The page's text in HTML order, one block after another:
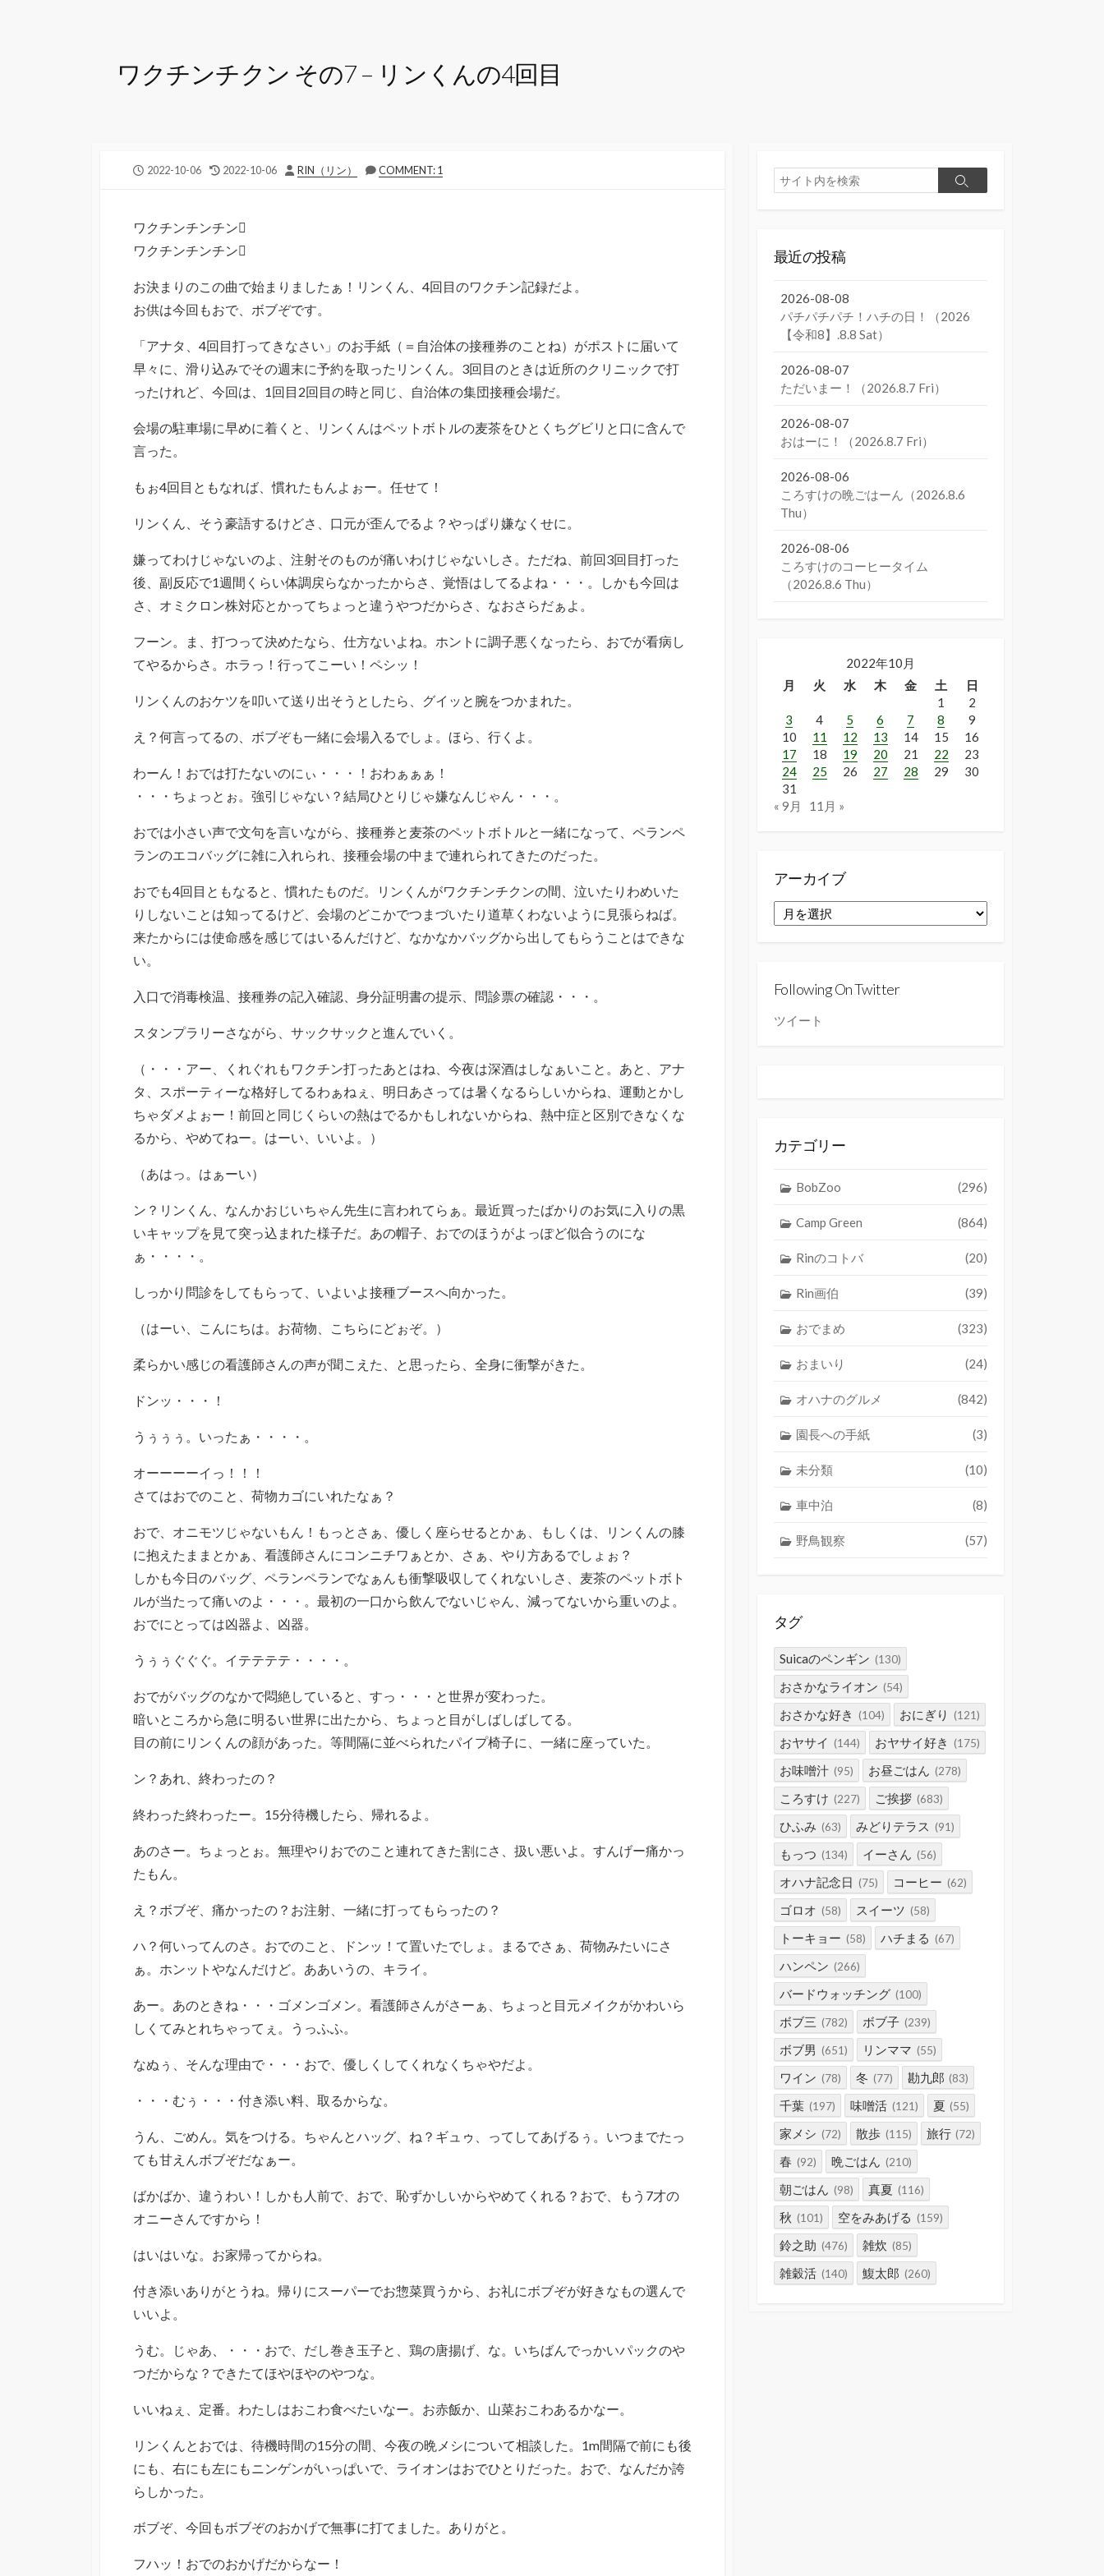
ワクチンチクン その7 – リンくんの4回目
公
2022-10-06
最
日
2022-10-06
投
RIN（リン） COMMENT: 1
ワクチンチンチン
ワクチンチンチン
お決まりのこの曲で始まりましたぁ！リンくん、4回目のワクチン記録だよ。
お供は今回もおで、ボブぞです。
「アナタ、4回目打ってきなさい」のお手紙（＝自治体の接種券のことね）がポストに届いて
早々に、滑り込みでその週末に予約を取ったリンくん。3回目のときは近所のクリニックで打
ったけれど、今回は、1回目2回目の時と同じ、自治体の集団接種会場だ。
会場の駐車場に早めに着くと、リンくんはペットボトルの麦茶をひとくちグビリと口に含んで
言った。
もぉ4回目ともなれば、慣れたもんよぉー。任せて！
リンくん、そう豪語するけどさ、口元が歪んでるよ？やっぱり嫌なくせに。
嫌ってわけじゃないのよ、注射そのものが痛いわけじゃないしさ。ただね、前回3回目打った
後、副反応で1週間くらい体調戻らなかったからさ、覚悟はしてるよね・・・。しかも今回は
さ、オミクロン株対応とかってちょっと違うやつだからさ、なおさらだぁよ。
フーン。ま、打つって決めたなら、仕方ないよね。ホントに調子悪くなったら、おでが看病し
てやるからさ。ホラっ！行ってこーい！ペシッ！
リンくんのおケツを叩いて送り出そうとしたら、グイッと腕をつかまれた。
え？何言ってるの、ボブぞも一緒に会場入るでしょ。ほら、行くよ。
わーん！おでは打たないのにぃ・・・！おわぁぁぁ！
・・・ちょっとぉ。強引じゃない？結局ひとりじゃ嫌なんじゃん・・・。
おでは小さい声で文句を言いながら、接種券と麦茶のペットボトルと一緒になって、ペランペ
ランのエコバッグに雑に入れられ、接種会場の中まで連れられてきたのだった。
おでも4回目ともなると、慣れたものだ。リンくんがワクチンチクンの間、泣いたりわめいた
りしないことは知ってるけど、会場のどこかでつまづいたり道草くわないように見張らねば。
来たからには使命感を感じてはいるんだけど、なかなかバッグから出してもらうことはできな
い。
入口で消毒検温、接種券の記入確認、身分証明書の提示、問診票の確認・・・。
スタンプラリーさながら、サックサックと進んでいく。
（・・・アー、くれぐれもワクチン打ったあとはね、今夜は深酒はしなぁいこと。あと、アナ
タ、スポーティーな格好してるわぁねぇ、明日あさっては暑くなるらしいからね、運動とかし
ちゃダメよぉー！前回と同じくらいの熱はでるかもしれないからね、熱中症と区別できなくな
るから、やめてねー。はーい、いいよ。）
（あはっ。はぁーい）
ン？リンくん、なんかおじいちゃん先生に言われてらぁ。最近買ったばかりのお気に入りの黒
いキャップを見て突っ込まれた様子だ。あの帽子、おでのほうがよっぽど似合うのにな
ぁ・・・・。
しっかり問診をしてもらって、いよいよ接種ブースへ向かった。
（はーい、こんにちは。お荷物、こちらにどぉぞ。）
柔らかい感じの看護師さんの声が聞こえた、と思ったら、全身に衝撃がきた。
ドンッ・・・！
うぅぅぅ。いったぁ・・・・。
オーーーーイっ！！！
さてはおでのこと、荷物カゴにいれたなぁ？
おで、オニモツじゃないもん！もっとさぁ、優しく座らせるとかぁ、もしくは、リンくんの膝
に抱えたままとかぁ、看護師さんにコンニチワぁとか、さぁ、やり方あるでしょぉ？
しかも今日のバッグ、ペランペランでなぁんも衝撃吸収してくれないしさ、麦茶のペットボト
ルが当たって痛いのよ・・・。最初の一口から飲んでないじゃん、減ってないから重いのよ。
おでにとっては凶器よ、凶器。
うぅぅぐぐぐ。イテテテテ・・・・。
おでがバッグのなかで悶絶していると、すっ・・・と世界が変わった。
暗いところから急に明るい世界に出たから、ちょっと目がしばしばしてる。
目の前にリンくんの顔があった。等間隔に並べられたパイプ椅子に、一緒に座っていた。
ン？あれ、終わったの？
終わった終わったー。15分待機したら、帰れるよ。
あのさー。ちょっとぉ。無理やりおでのこと連れてきた割にさ、扱い悪いよ。すんげー痛かっ
たもん。
え？ボブぞ、痛かったの？お注射、一緒に打ってもらったの？
ハ？何いってんのさ。おでのこと、ドンッ！て置いたでしょ。まるでさぁ、荷物みたいにさ
ぁ。ホンットやなんだけど。ああいうの、キライ。
あー。あのときね・・・ゴメンゴメン。看護師さんがさーぁ、ちょっと目元メイクがかわいら
しくてみとれちゃってぇ。うっふふ。
なぬぅ、そんな理由で・・・おで、優しくしてくれなくちゃやだよ。
・・・むぅ・・・付き添い料、取るからな。
うん、ごめん。気をつける。ちゃんとハッグ、ね？ギュゥ、ってしてあげるぅ。いつまでたっ
ても甘えんボブぞだなぁー。
ばかばか、違うわい！しかも人前で、おで、恥ずかしいからやめてくれる？おで、もう7才の
オニーさんですから！
はいはいな。お家帰ってからね。
付き添いありがとうね。帰りにスーパーでお惣菜買うから、お礼にボブぞが好きなもの選んで
いいよ。
うむ。じゃあ、・・・おで、だし巻き玉子と、鶏の唐揚げ、な。いちばんでっかいパックのや
つだからな？できたてほやほやのやつな。
いいねぇ、定番。わたしはおこわ食べたいなー。お赤飯か、山菜おこわあるかなー。
リンくんとおでは、待機時間の15分の間、今夜の晩メシについて相談した。1m間隔で前にも後
にも、右にも左にもニンゲンがいっぱいで、ライオンはおでひとりだった。おで、なんだか誇
らしかった。
ボブぞ、今回もボブぞのおかげで無事に打てました。ありがと。
フハッ！おでのおかげだからなー！
検
索
検
最近の投稿
2026-08-08
パチパチパチ！ハチの日！（2026
【令和8】.8.8 Sat）
2026-08-07
ただいまー！（2026.8.7 Fri）
2026-08-07
おはーに！（2026.8.7 Fri）
2026-08-06
ころすけの晩ごはーん（2026.8.6
Thu）
2026-08-06
ころすけのコーヒータイム
（2026.8.6 Thu）
2022年10月
月
火 水 木 金 土
日
1
2
3
4 5 6 7 8
9
10
11 12 13 14 15
16
17
18 19 20 21 22
23
24
25 26 27 28 29
30
31
« 9月
11月 »
アーカイブ
ー
Following On Twitter
ツイート
カテゴリー
BobZoo (296)
Camp Green (864)
Rinのコトバ (20)
Rin画伯 (39)
おでまめ (323)
おまいり (24)
オハナのグルメ (842)
園長への手紙 (3)
未分類 (10)
車中泊 (8)
野鳥観察 (57)
タグ
Suicaのペンギン (130)
おさかなライオン (54)
おさかな好き (104) おにぎり (121)
おヤサイ (144) おヤサイ好き (175)
お味噌汁 (95) お昼ごはん (278)
ころすけ (227) ご挨拶 (683)
ひふみ (63) みどりテラス (91)
もっつ (134) イーさん (56)
オハナ記念日 (75) コーヒー (62)
ゴロオ (58) スイーツ (58)
トーキョー (58) ハチまる (67)
ハンペン (266)
バードウォッチング (100)
ボブ三 (782) ボブ子 (239)
ボブ男 (651) リンママ (55)
ワイン (78) 冬 (77) 勘九郎 (83)
千葉 (197) 味噌活 (121) 夏 (55)
家メシ (72) 散歩 (115) 旅行 (72)
春 (92) 晩ごはん (210)
朝ごはん (98) 真夏 (116)
秋 (101) 空をみあげる (159)
鈴之助 (476) 雑炊 (85)
雑穀活 (140) 鰒太郎 (260)